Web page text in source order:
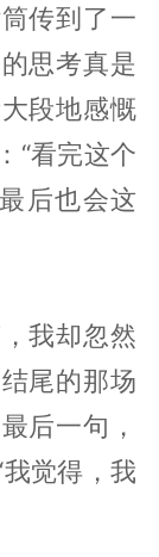
传到了一
思考真是
段地感慨
“看完这个
后也会这
我却忽然
尾的那场
后一句，
觉得，我